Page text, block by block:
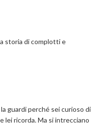
storia di complotti e
guardi perché sei curioso di
lei ricorda. Ma si intrecciano